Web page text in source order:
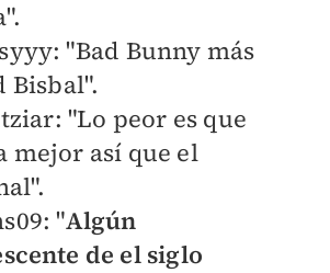
"Bad Bunny más
Bisbal".
"Lo peor es que
mejor así que el
"Algún
de el siglo